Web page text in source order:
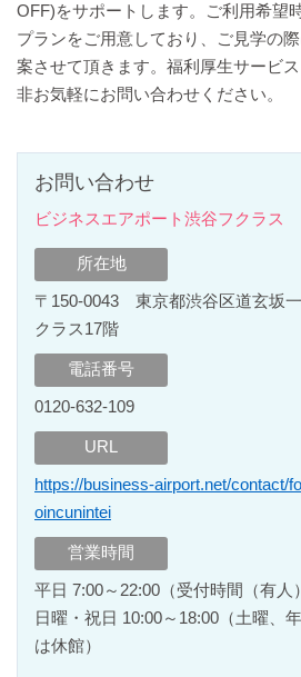
OFF)をサポートします。ご利用希望
プランをご用意しており、ご見学の
案させて頂きます。福利厚生サービ
非お気軽にお問い合わせください。
お問い合わせ
ビジネスエアポート渋谷フクラス
所在地
〒150-0043 東京都渋谷区道玄坂
クラス17階
電話番号
0120-632-109
URL
https://business-airport.net/contact/
oincunintei
営業時間
平日 7:00～22:00（受付時間（有人
日曜・祝日 10:00～18:00（土曜、
は休館）